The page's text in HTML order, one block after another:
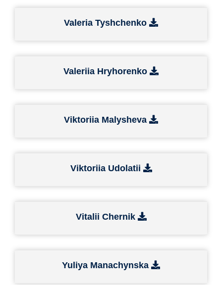
Valeria Tyshchenko
Valeriia Hryhorenko
Viktoriia Malysheva
Viktoriia Udolatii
Vitalii Chernik
Yuliya Manachynska